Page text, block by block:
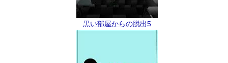
黒い部屋からの脱出5